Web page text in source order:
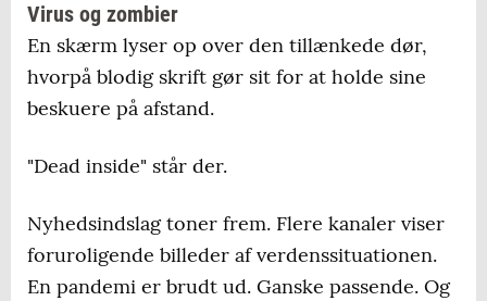
Virus og zombier
En skærm lyser op over den tillænkede dør,
hvorpå blodig skrift gør sit for at holde sine
beskuere på afstand.
"Dead inside" står der.
Nyhedsindslag toner frem. Flere kanaler viser
foruroligende billeder af verdenssituationen.
En pandemi er brudt ud. Ganske passende. Og